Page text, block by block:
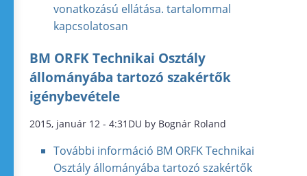
vonatkozású ellátása. tartalommal
kapcsolatosan
BM ORFK Technikai Osztály
állományába tartozó szakértők
igénybevétele
2015, január 12 - 4:31DU by Bognár Roland
További információ BM ORFK Technikai
Osztály állományába tartozó szakértők